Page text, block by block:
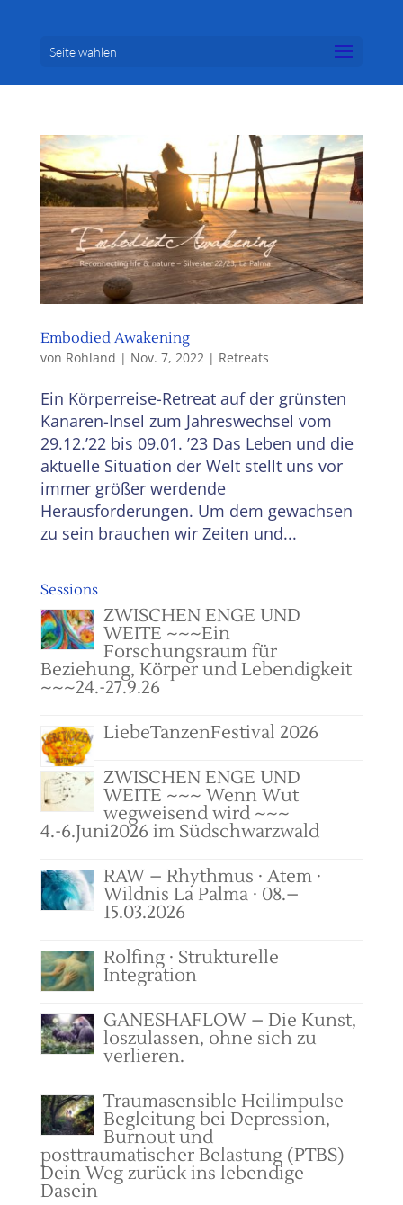
Seite wählen
Embodied Awakening
von Rohland | Nov. 7, 2022| Retreats
Ein Körperreise-Retreat auf der grünsten
Kanaren-Insel zum Jahreswechsel vom
29.12.’22 bis 09.01. ’23 Das Leben und die
aktuelle Situation der Welt stellt uns vor
immer größer werdende
Herausforderungen. Um dem gewachsen
zu sein brauchen wir Zeiten und...
Sessions
ZWISCHEN ENGE UND
WEITE ~~~Ein
Forschungsraum für
Beziehung, Körper und Lebendigkeit
~~~24.-27.9.26
LiebeTanzenFestival 2026
ZWISCHEN ENGE UND
WEITE ~~~ Wenn Wut
wegweisend wird ~~~
4.-6.Juni2026 im Südschwarzwald
RAW – Rhythmus · Atem ·
Wildnis La Palma · 08.–
15.03.2026
Rolfing · Strukturelle
Integration
GANESHAFLOW – Die Kunst,
loszulassen, ohne sich zu
verlieren.
Traumasensible Heilimpulse
Begleitung bei Depression,
Burnout und
posttraumatischer Belastung (PTBS)
Dein Weg zurück ins lebendige
Dasein